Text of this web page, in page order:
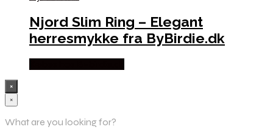
Njord Slim Ring – Elegant
herresmykke fra ByBirdie.dk
×
×
What are you looking for?